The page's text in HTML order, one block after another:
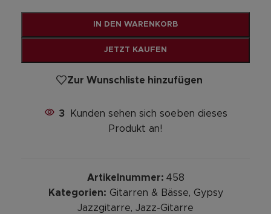
IN DEN WARENKORB
JETZT KAUFEN
Alternative:
Zur Wunschliste hinzufügen
3
Kunden sehen sich soeben dieses
Produkt an!
Artikelnummer: 458
Kategorien: Gitarren & Bässe, Gypsy
Jazzgitarre, Jazz-Gitarre